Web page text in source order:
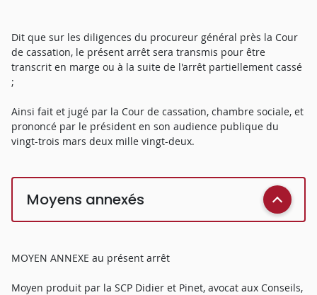
Dit que sur les diligences du procureur général près la Cour
de cassation, le présent arrêt sera transmis pour être
transcrit en marge ou à la suite de l'arrêt partiellement cassé
;
Ainsi fait et jugé par la Cour de cassation, chambre sociale, et
prononcé par le président en son audience publique du
vingt-trois mars deux mille vingt-deux.
Moyens annexés
MOYEN ANNEXE au présent arrêt
Moyen produit par la SCP Didier et Pinet, avocat aux Conseils,